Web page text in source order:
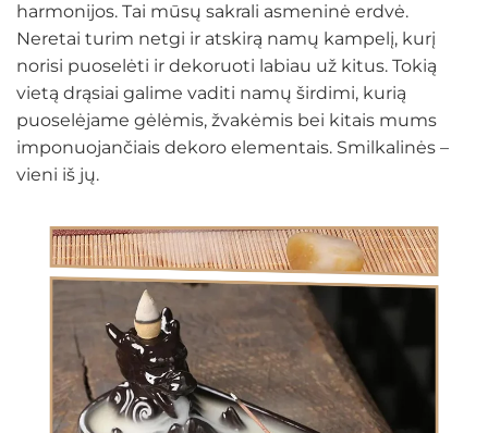
harmonijos. Tai mūsų sakrali asmeninė erdvė.
Neretai turim netgi ir atskirą namų kampelį, kurį
norisi puoselėti ir dekoruoti labiau už kitus. Tokią
vietą drąsiai galime vaditi namų širdimi, kurią
puoselėjame gėlėmis, žvakėmis bei kitais mums
imponuojančiais dekoro elementais. Smilkalinės –
vieni iš jų.